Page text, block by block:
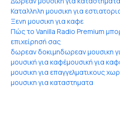
Καταλληλη μουσικη για
Ξενη μουσικη για καφε
Πώς το Vanilla Radio Premium
επιχείρησή σας
δωρεαν δοκιμηδωρεαν μουσικη
μουσική για καφέμουσική για
μουσικη για επαγγελματικους
μουσικη για καταστηματα